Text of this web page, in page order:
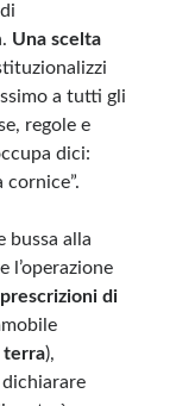
Una scelta
a tutti gli
regole e
dici:
bussa alla
l’operazione
di
terra),